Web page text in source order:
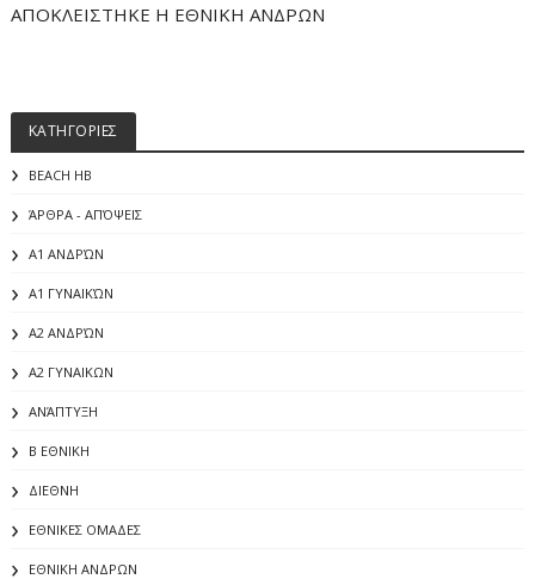
ΑΠΟΚΛΕΙΣΤΗΚΕ Η ΕΘΝΙΚΗ ΑΝΔΡΩΝ
ΚΑΤΗΓΟΡΙΕΣ
BEACH HB
ΆΡΘΡΑ - ΑΠΌΨΕΙΣ
Α1 ΑΝΔΡΏΝ
Α1 ΓΥΝΑΙΚΏΝ
Α2 ΑΝΔΡΏΝ
Α2 ΓΥΝΑΙΚΩΝ
ΑΝΆΠΤΥΞΗ
Β ΕΘΝΙΚΗ
ΔΙΕΘΝΗ
ΕΘΝΙΚΕΣ ΟΜΑΔΕΣ
ΕΘΝΙΚΗ ΑΝΔΡΩΝ